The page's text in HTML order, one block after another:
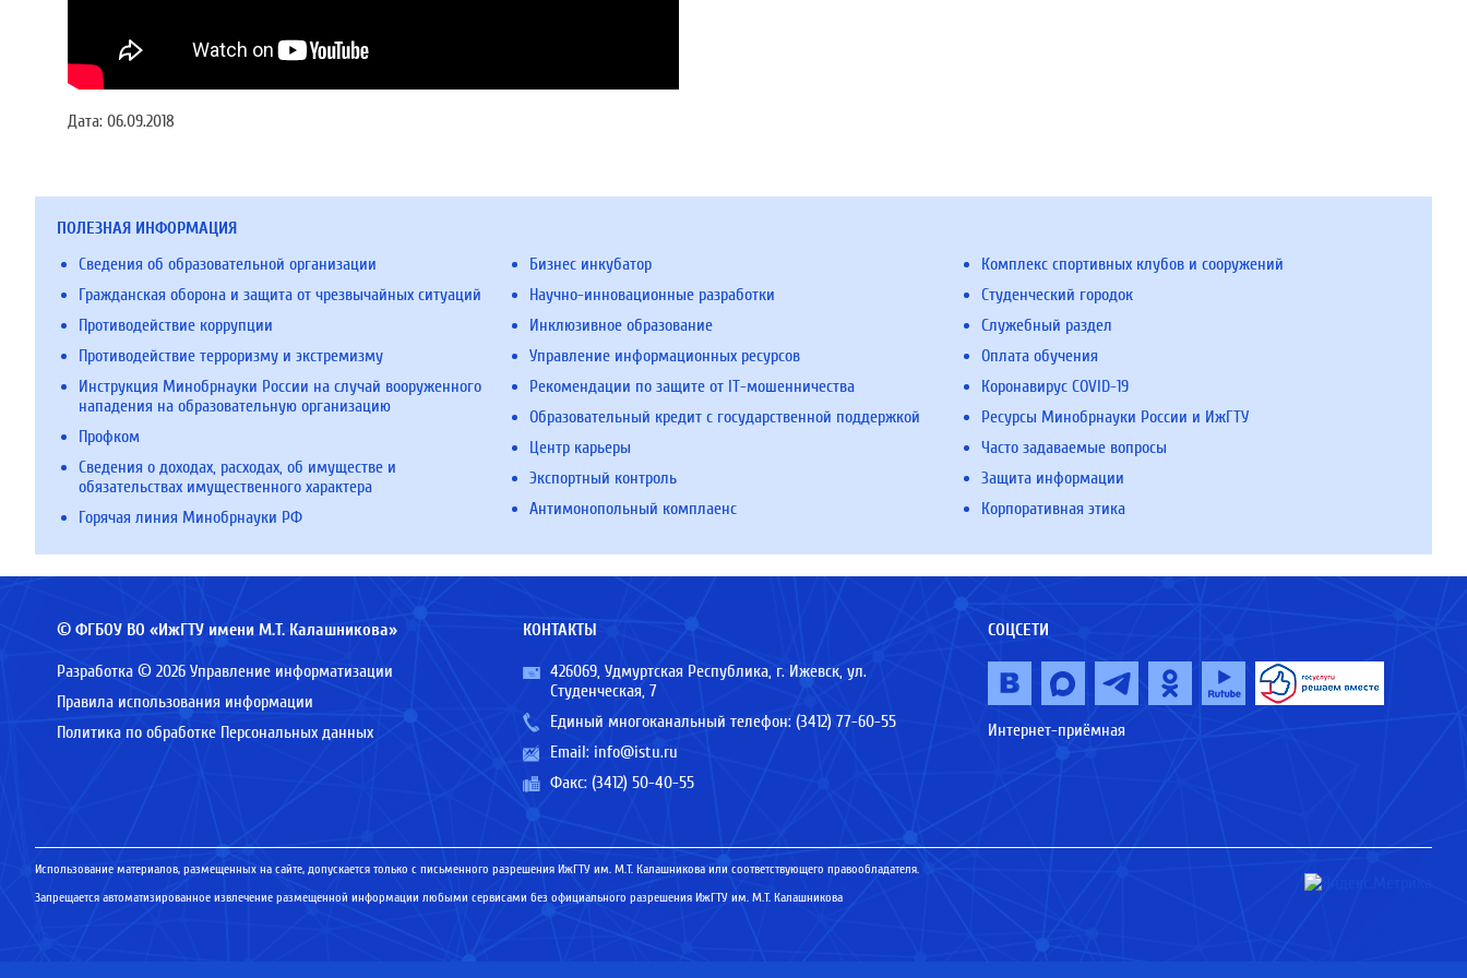
Дата: 06.09.2018
ПОЛЕЗНАЯ ИНФОРМАЦИЯ
Сведения об образовательной организации
Гражданская оборона и защита от чрезвычайных ситуаций
Противодействие коррупции
Противодействие терроризму и экстремизму
Инструкция Минобрнауки России на случай вооруженного
нападения на образовательную организацию
Профком
Сведения о доходах, расходах, об имуществе и
обязательствах имущественного характера
Горячая линия Минобрнауки РФ
Бизнес инкубатор
Научно-инновационные разработки
Инклюзивное образование
Управление информационных ресурсов
Рекомендации по защите от IT-мошенничества
Образовательный кредит с государственной поддержкой
Центр карьеры
Экспортный контроль
Антимонопольный комплаенс
Комплекс спортивных клубов и сооружений
Студенческий городок
Служебный раздел
Оплата обучения
Коронавирус COVID-19
Ресурсы Минобрнауки России и ИжГТУ
Часто задаваемые вопросы
Защита информации
Корпоративная этика
© ФГБОУ ВО «ИжГТУ имени М.Т. Калашникова»
Разработка © 2026 Управление информатизации
Правила использования информации
Политика по обработке Персональных данных
КОНТАКТЫ
426069, Удмуртская Республика, г. Ижевск, ул.
Студенческая, 7
Единый многоканальный телефон: (3412) 77-60-55
Email: info@istu.ru
Факс: (3412) 50-40-55
СОЦСЕТИ
Интернет-приёмная
Использование материалов, размещенных на сайте, допускается только с письменного разрешения ИжГТУ им. М.Т. Калашникова или соответствующего правообладателя.
Запрещается автоматизированное извлечение размещенной информации любыми сервисами без официального разрешения ИжГТУ им. М.Т. Калашникова